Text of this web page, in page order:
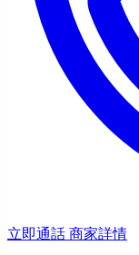
立即通話 商家詳情